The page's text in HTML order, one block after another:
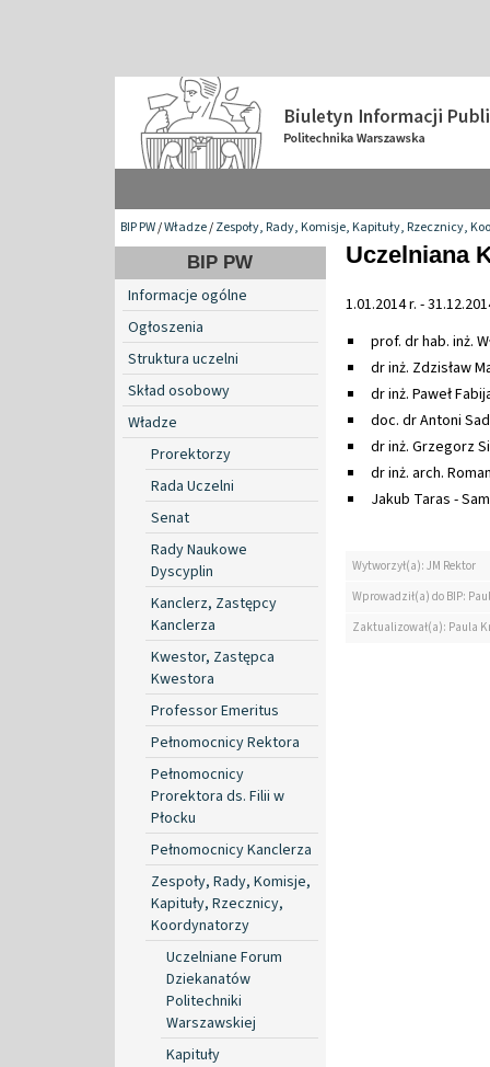
BIP PW/Władze/Zespoły, Rady, Komisje, Kapituły, Rzecznicy,
BIP PW
Informacje ogólne
Ogłoszenia
Struktura uczelni
Skład osobowy
Władze
Prorektorzy
Rada Uczelni
Senat
Rady Naukowe
Dyscyplin
Kanclerz, Zastępcy
Kanclerza
Kwestor, Zastępca
Kwestora
Professor Emeritus
Pełnomocnicy Rektora
Pełnomocnicy
Prorektora ds. Filii w
Płocku
Pełnomocnicy Kanclerza
Zespoły, Rady, Komisje,
Kapituły, Rzecznicy,
Koordynatorzy
Uczelniane Forum
Dziekanatów
Politechniki
Warszawskiej
Kapituły
Uczelniana
1.01.2014 r. -
prof. dr hab. inż.
dr inż. Zdzisław
dr inż. Paweł
doc. dr Antoni
dr inż. Grzegorz
dr inż. arch.
Jakub Taras -
Wytworzył(a): JM Rektor
Wprowadził(a) do BIP:
Zaktualizował(a): Paula